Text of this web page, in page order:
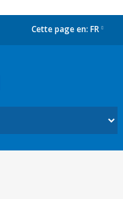
Cette page en: FR